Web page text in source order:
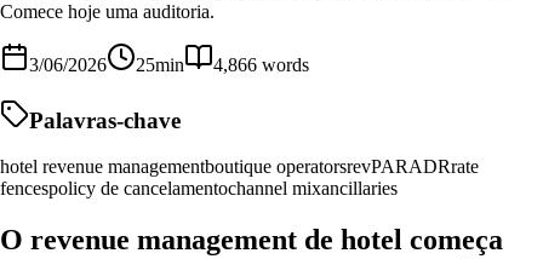
Comece hoje uma auditoria.
3/06/2026 25min 4,866 words
Palavras-chave
hotel revenue managementboutique operatorsrevPARADRrate
fencespolicy de cancelamentochannel mixancillaries
O revenue management de hotel começa